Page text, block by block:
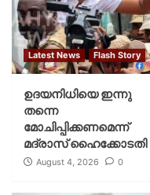
Latest News Flash Story
ഉദയനിധിയെ ഇന്നു
തന്നെ
മോചിപ്പിക്കണമെന്ന്
മദ്രാസ് ഹൈക്കോടതി
August 4, 2026 0